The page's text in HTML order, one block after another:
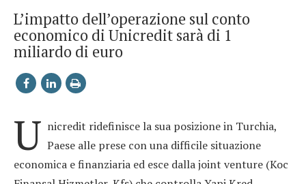
L’impatto dell’operazione sul conto
economico di Unicredit sarà di 1
miliardo di euro
U nicredit ridefinisce la sua posizione in Turchia,
Paese alle prese con una difficile situazione
economica e finanziaria ed esce dalla joint venture (Koc